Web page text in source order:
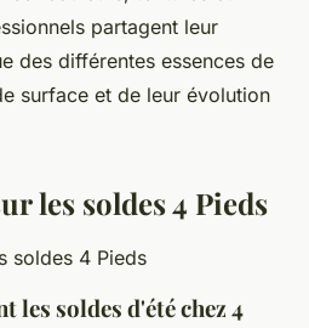
partagent leur
des différentes essences de
surface et de leur évolution
les soldes 4 Pieds
les soldes d'été chez 4